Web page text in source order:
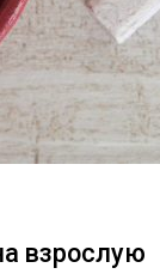
взрослую